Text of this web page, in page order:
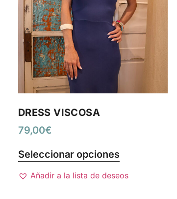
DRESS VISCOSA
79,00€
Seleccionar opciones
Añadir a la lista de deseos